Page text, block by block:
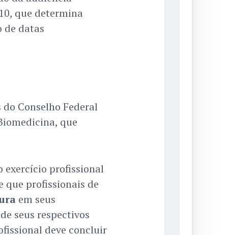
que determina
de datas
Conselho Federal
que
profissional
profissionais de
em seus
seus respectivos
deve concluir